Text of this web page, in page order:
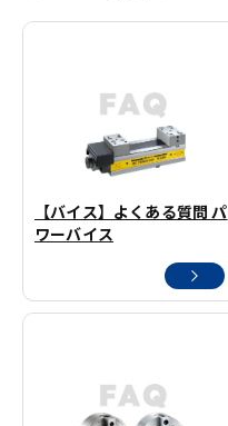
【バイス】よくある質問 パ
ワーバイス